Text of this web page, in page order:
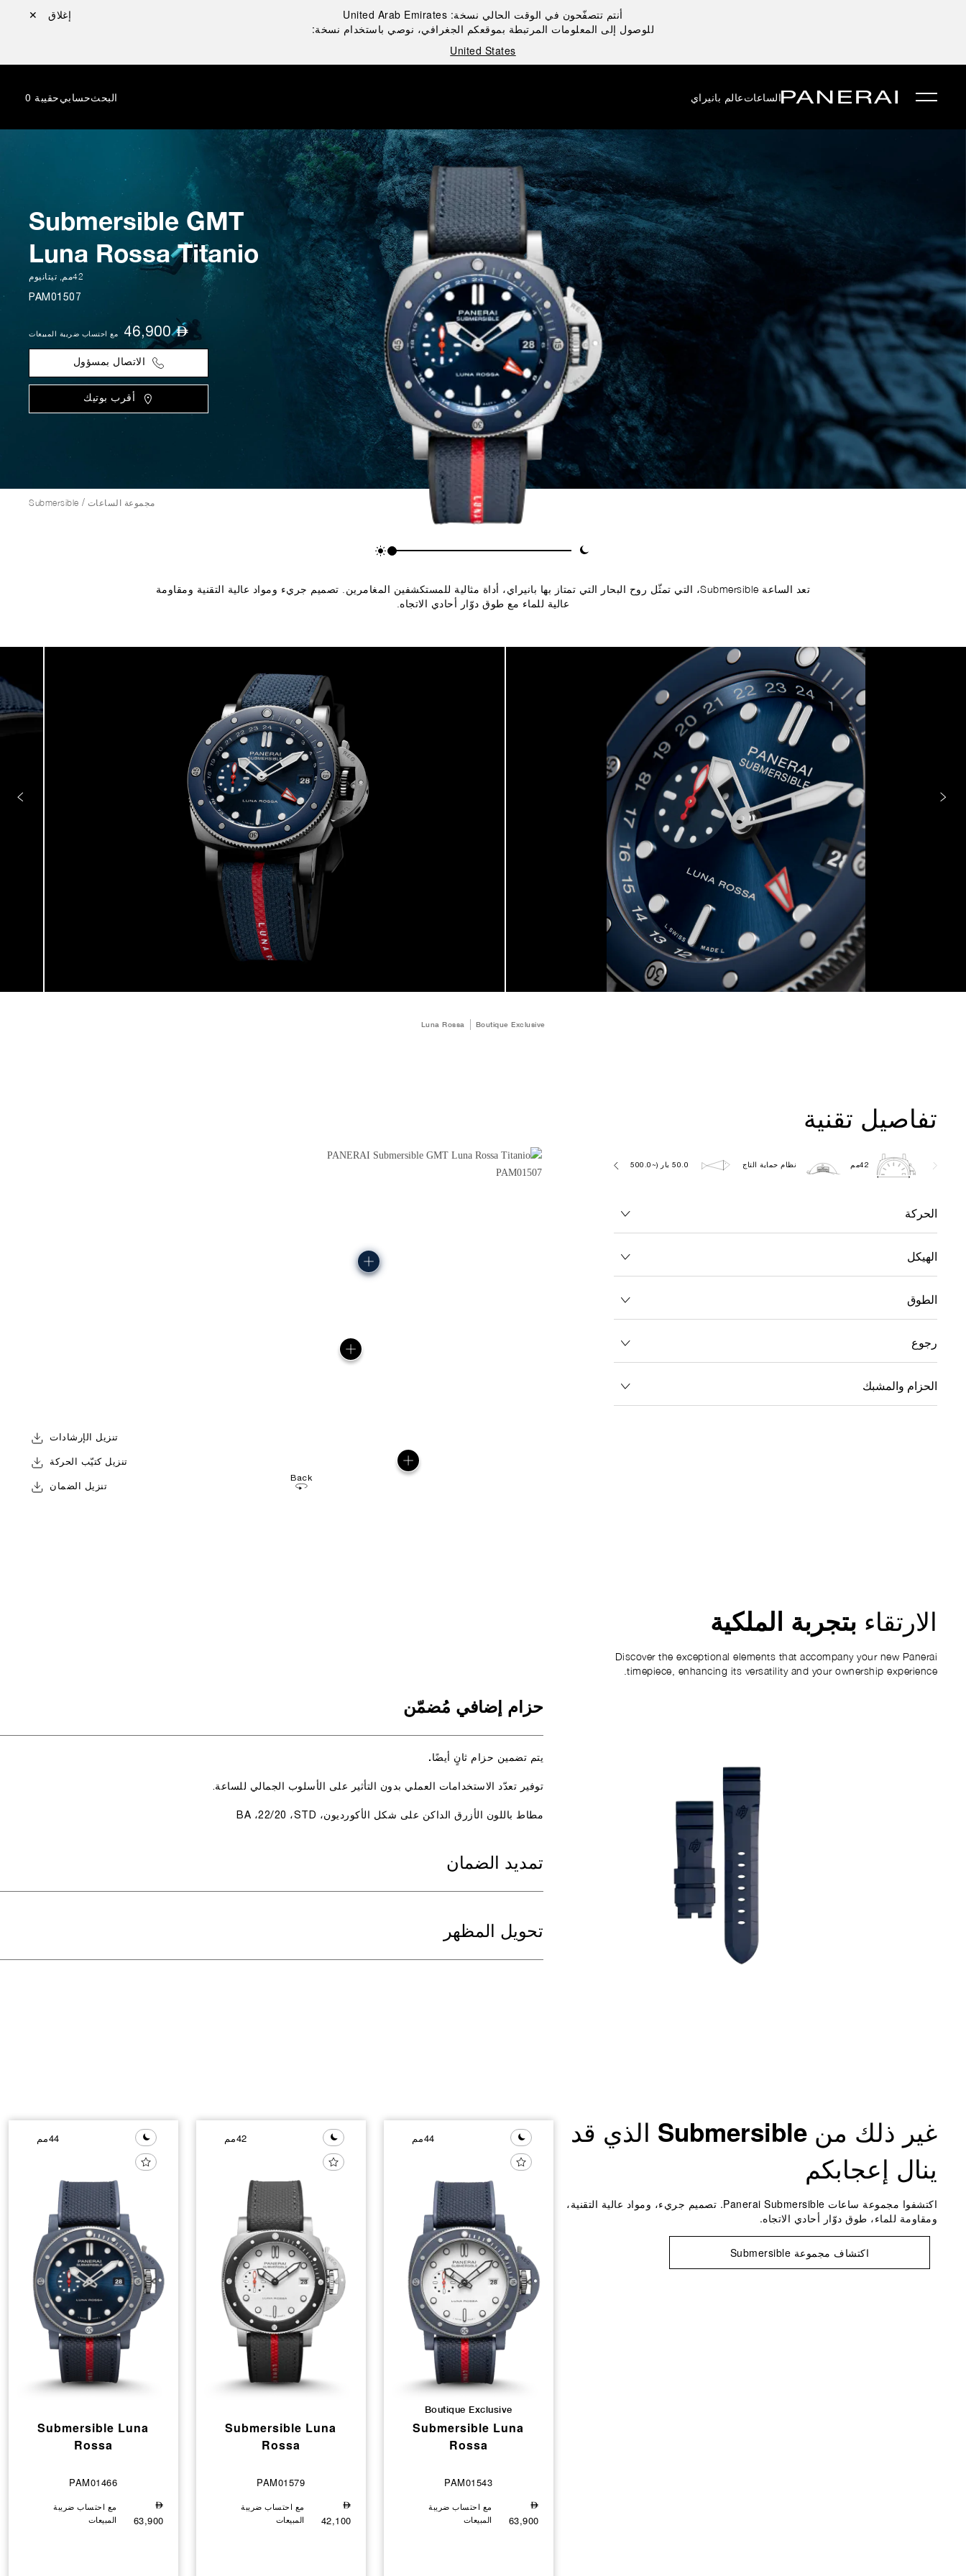
أنتم تتصفّحون في الوقت الحالي نسخة: United Arab Emirates
للوصول إلى المعلومات المرتبطة بموقعكم الجغرافي، نوصي باستخدام نسخة:
United States
إغلاق ✕
الساعاتعالم بانيراي البحثحسابيحقيبة 0
Submersible GMT
Luna Rossa Titanio
42مم , تيتانيوم
PAM01507
⃃
46,900 مع احتساب ضريبة المبيعات
الاتصال بمسؤول
أقرب بوتيك
مجموعة الساعات /
Submersible
تعد الساعة Submersible، التي تمثّل روح البحار التي تمتاز بها بانيراي، أداة مثالية للمستكشفين المغامرين. تصميم جريء ومواد عالية التقنية ومقاومة
عالية للماء مع طوق دوّار أحادي الاتجاه.
Boutique Exclusive
Luna Rossa
تفاصيل تقنية
42مم نظام حماية التاج 50.0 بار (~500.0 متر)
الحركة
الهيكل
الطوق
رجوع
الحزام والمشبك
Back
تنزيل الإرشادات
تنزيل كتيّب الحركة
تنزيل الضمان
الارتقاء بتجربة الملكية
Discover the exceptional elements that accompany your new Panerai
timepiece, enhancing its versatility and your ownership experience.
حزام إضافي مُضمّن
يتم تضمين حزام ثانٍ أيضًا.
توفير تعدّد الاستخدامات العملي بدون التأثير على الأسلوب الجمالي للساعة.
مطاط باللون الأزرق الداكن على شكل الأكورديون، ‏STD، ‏22/20، ‏BA
تمديد الضمان
تحويل المظهر
غير ذلك من Submersible الذي قد
ينال إعجابكم
اكتشفوا مجموعة ساعات Panerai Submersible. تصميم جريء، ومواد عالية التقنية،
ومقاومة للماء، طوق دوّار أحادي الاتجاه.
اكتشاف مجموعة Submersible
44مم
Boutique Exclusive
Submersible Luna
Rossa
PAM01543
⃃
63,900
مع احتساب ضريبة
المبيعات
42مم
Submersible Luna
Rossa
PAM01579
⃃
42,100
مع احتساب ضريبة
المبيعات
44مم
Submersible Luna
Rossa
PAM01466
⃃
63,900
مع احتساب ضريبة
المبيعات